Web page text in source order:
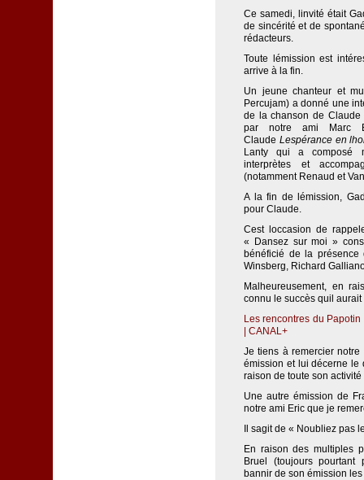
Ce samedi, linvité était
de sincérité et de
rédacteurs.
Toute lémission est
arrive à la fin.
Un jeune chanteur et
Percujam) a donné une
de la chanson de Claude
par notre ami Marc
Claude Lespérance en
Lanty qui a composé
interprètes et
(notamment Renaud et
A la fin de lémission,
pour Claude.
Cest loccasion de
« Dansez sur moi »
bénéficié de la
Winsberg, Richard
Malheureusement, en
connu le succès quil
Les rencontres du
| CANAL+
Je tiens à remercier notre
émission et lui décerne le
raison de toute son
Une autre émission de
notre ami Eric que je
Il sagit de « Noubliez
En raison des multiples
Bruel (toujours
bannir de son émission